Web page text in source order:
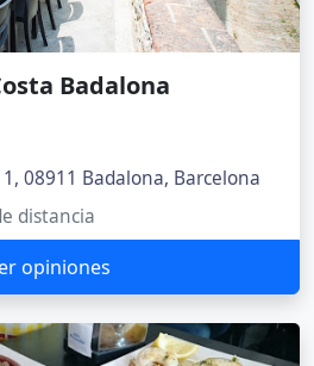
Badalona
08911 Badalona, Barcelona
distancia
opiniones